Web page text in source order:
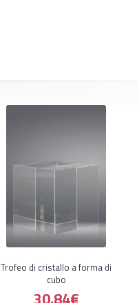
Trofeo di cristallo a forma di
cubo